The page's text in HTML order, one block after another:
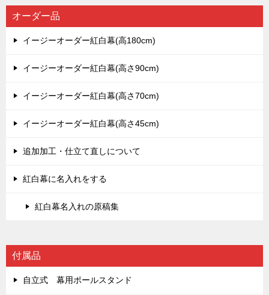
オーダー品
イージーオーダー紅白幕(高180cm)
イージーオーダー紅白幕(高さ90cm)
イージーオーダー紅白幕(高さ70cm)
イージーオーダー紅白幕(高さ45cm)
追加加工・仕立て直しについて
紅白幕に名入れをする
紅白幕名入れの原稿集
付属品
自立式 幕用ポールスタンド